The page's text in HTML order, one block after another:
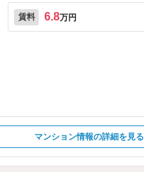
賃料 6.8万円
マンション情報の詳細を見る